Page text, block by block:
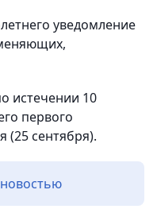
уведомление
истечении 10
первого
(25 сентября).